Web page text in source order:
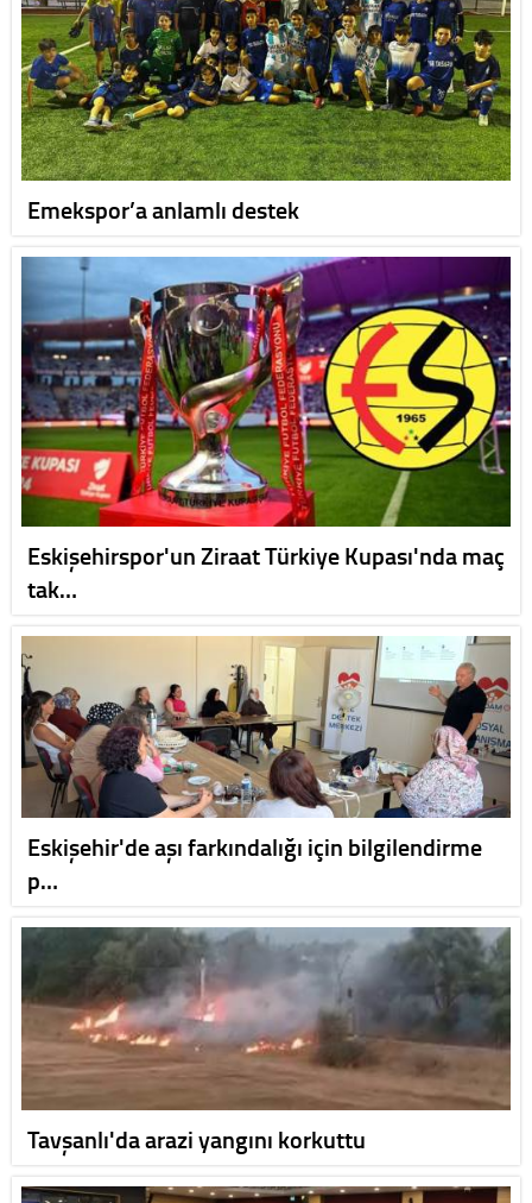
Emekspor’a anlamlı destek
Eskişehirspor'un Ziraat Türkiye Kupası'nda maç
tak…
Eskişehir'de aşı farkındalığı için bilgilendirme
p…
Tavşanlı'da arazi yangını korkuttu